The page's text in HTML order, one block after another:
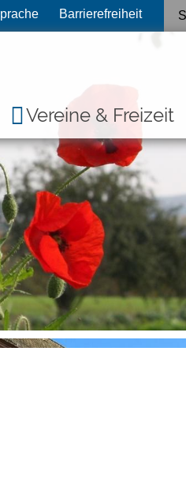
Barrierefreiheit
Vereine & Freizeit